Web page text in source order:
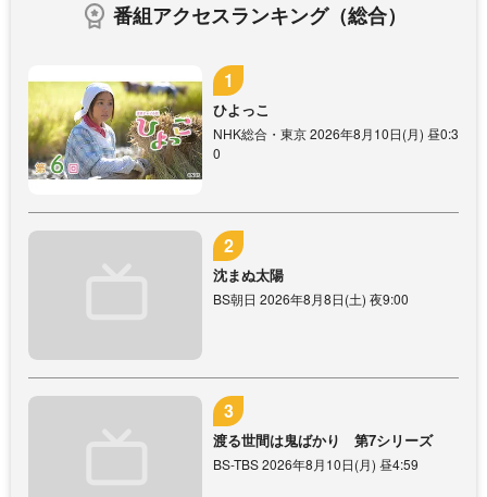
番組アクセスランキング（総合）
ひよっこ
NHK総合・東京 2026年8月10日(月) 昼0:3
0
沈まぬ太陽
BS朝日 2026年8月8日(土) 夜9:00
渡る世間は鬼ばかり 第7シリーズ
BS-TBS 2026年8月10日(月) 昼4:59